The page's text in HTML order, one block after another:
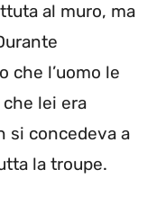
al muro, ma
che l’uomo le
lei era
si concedeva a
la troupe.